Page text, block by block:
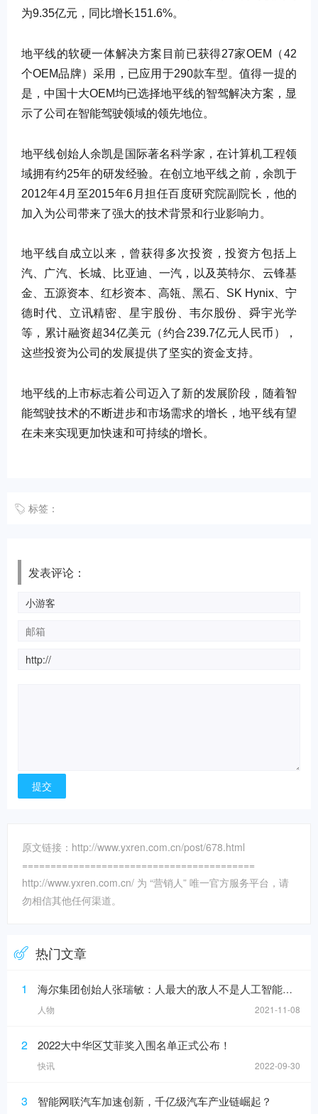
为9.35亿元，同比增长151.6%。
地平线的软硬一体解决方案目前已获得27家OEM（42
个OEM品牌）采用，已应用于290款车型。值得一提的
是，中国十大OEM均已选择地平线的智驾解决方案，显
示了公司在智能驾驶领域的领先地位。
地平线创始人余凯是国际著名科学家，在计算机工程领
域拥有约25年的研发经验。在创立地平线之前，余凯于
2012年4月至2015年6月担任百度研究院副院长，他的
加入为公司带来了强大的技术背景和行业影响力。
地平线自成立以来，曾获得多次投资，投资方包括上
汽、广汽、长城、比亚迪、一汽，以及英特尔、云锋基
金、五源资本、红杉资本、高瓴、黑石、SK Hynix、宁
德时代、立讯精密、星宇股份、韦尔股份、舜宇光学
等，累计融资超34亿美元（约合239.7亿元人民币），
这些投资为公司的发展提供了坚实的资金支持。
地平线的上市标志着公司迈入了新的发展阶段，随着智
能驾驶技术的不断进步和市场需求的增长，地平线有望
在未来实现更加快速和可持续的增长。
标签：
发表评论：
原文链接：http://www.yxren.com.cn/post/678.html
=========================================
http://www.yxren.com.cn/ 为 “营销人” 唯一官方服务平台，请
勿相信其他任何渠道。
热门文章
1 海尔集团创始人张瑞敏：人最大的敌人不是人工智能，而是科层制
人物 2021-11-08
2 2022大中华区艾菲奖入围名单正式公布！
快讯 2022-09-30
3 智能网联汽车加速创新，千亿级汽车产业链崛起？